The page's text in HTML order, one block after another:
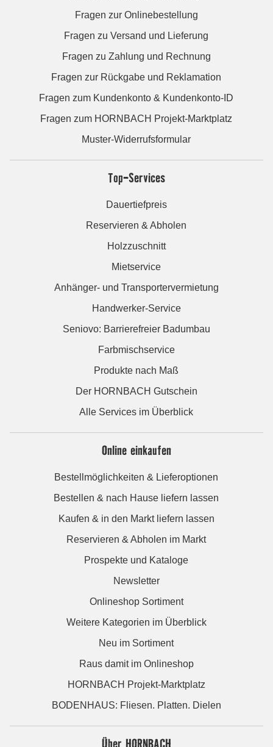
Fragen zur Onlinebestellung
Fragen zu Versand und Lieferung
Fragen zu Zahlung und Rechnung
Fragen zur Rückgabe und Reklamation
Fragen zum Kundenkonto & Kundenkonto-ID
Fragen zum HORNBACH Projekt-Marktplatz
Muster-Widerrufsformular
Top-Services
Dauertiefpreis
Reservieren & Abholen
Holzzuschnitt
Mietservice
Anhänger- und Transportervermietung
Handwerker-Service
Seniovo: Barrierefreier Badumbau
Farbmischservice
Produkte nach Maß
Der HORNBACH Gutschein
Alle Services im Überblick
Online einkaufen
Bestellmöglichkeiten & Lieferoptionen
Bestellen & nach Hause liefern lassen
Kaufen & in den Markt liefern lassen
Reservieren & Abholen im Markt
Prospekte und Kataloge
Newsletter
Onlineshop Sortiment
Weitere Kategorien im Überblick
Neu im Sortiment
Raus damit im Onlineshop
HORNBACH Projekt-Marktplatz
BODENHAUS: Fliesen. Platten. Dielen
Über HORNBACH